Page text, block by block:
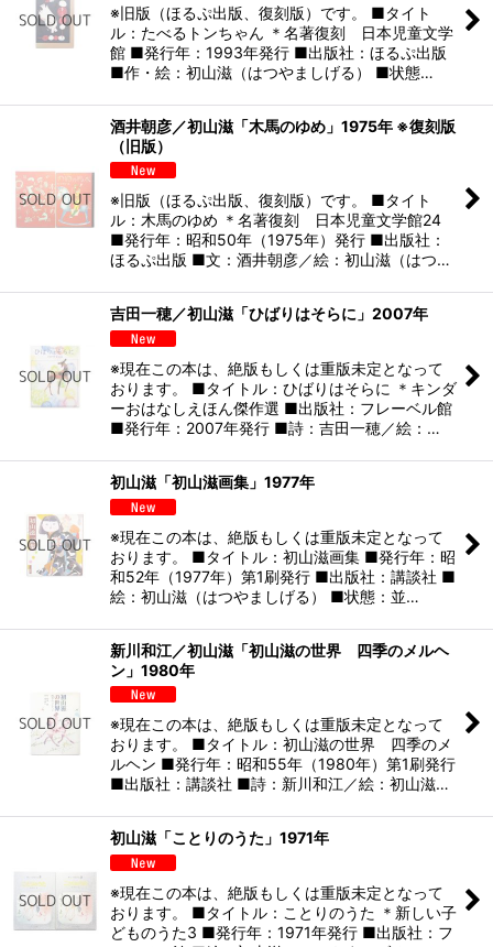
※旧版（ほるぷ出版、復刻版）です。 ■タイト
ル：たべるトンちゃん ＊名著復刻 日本児童文学
館 ■発行年：1993年発行 ■出版社：ほるぷ出版
■作・絵：初山滋（はつやましげる） ■状態…
酒井朝彦／初山滋「木馬のゆめ」1975年 ※復刻版
（旧版）
※旧版（ほるぷ出版、復刻版）です。 ■タイト
ル：木馬のゆめ ＊名著復刻 日本児童文学館24
■発行年：昭和50年（1975年）発行 ■出版社：
ほるぷ出版 ■文：酒井朝彦／絵：初山滋（はつ…
吉田一穂／初山滋「ひばりはそらに」2007年
※現在この本は、絶版もしくは重版未定となって
おります。 ■タイトル：ひばりはそらに ＊キンダ
ーおはなしえほん傑作選 ■出版社：フレーベル館
■発行年：2007年発行 ■詩：吉田一穂／絵：…
初山滋「初山滋画集」1977年
※現在この本は、絶版もしくは重版未定となって
おります。 ■タイトル：初山滋画集 ■発行年：昭
和52年（1977年）第1刷発行 ■出版社：講談社 ■
絵：初山滋（はつやましげる） ■状態：並…
新川和江／初山滋「初山滋の世界 四季のメルヘ
ン」1980年
※現在この本は、絶版もしくは重版未定となって
おります。 ■タイトル：初山滋の世界 四季のメ
ルヘン ■発行年：昭和55年（1980年）第1刷発行
■出版社：講談社 ■詩：新川和江／絵：初山滋…
初山滋「ことりのうた」1971年
※現在この本は、絶版もしくは重版未定となって
おります。 ■タイトル：ことりのうた ＊新しい子
どものうた3 ■発行年：1971年発行 ■出版社：フ